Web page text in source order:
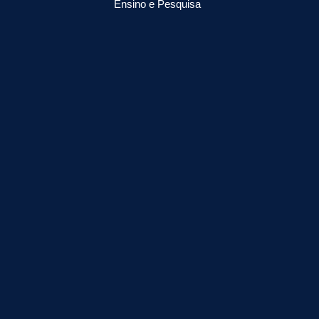
Ensino e Pesquisa